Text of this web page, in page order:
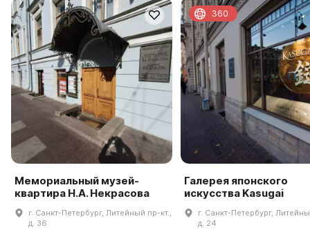
Мемориальный музей-
квартира Н.А. Некрасова
г. Санкт-Петербург, Литейный пр-кт.,
д. 36
Галерея японского
искусства Kasugai
г. Санкт-Петербург,
д. 24
360